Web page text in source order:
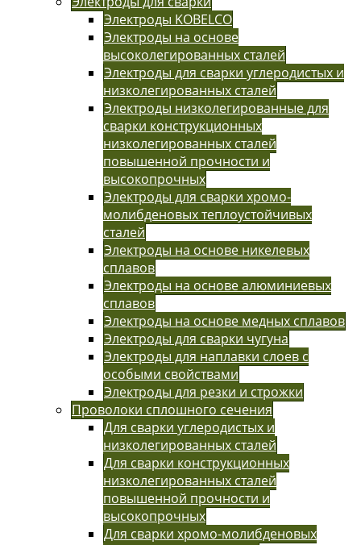
Электроды KOBELCO
Электроды на основе
высоколегированных сталей
Электроды для сварки углеродистых и
низколегированных сталей
Электроды низколегированные для
сварки конструкционных
низколегированных сталей
повышенной прочности и
высокопрочных
Электроды для сварки хромо-
молибденовых теплоустойчивых
сталей
Электроды на основе никелевых
сплавов
Электроды на основе алюминиевых
сплавов
Электроды на основе медных сплавов
Электроды для сварки чугуна
Электроды для наплавки слоев с
особыми свойствами
Электроды для резки и строжки
Проволоки сплошного сечения
Для сварки углеродистых и
низколегированных сталей
Для сварки конструкционных
низколегированных сталей
повышенной прочности и
высокопрочных
Для сварки хромо-молибденовых